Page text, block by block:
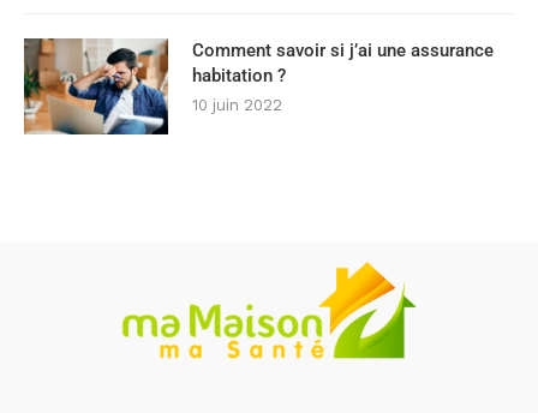
Comment savoir si j’ai une assurance
habitation ?
10 juin 2022